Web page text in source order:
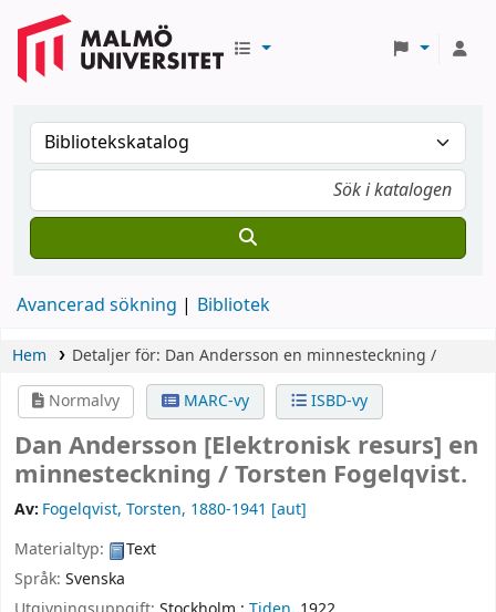
Avancerad sökning Bibliotek
Hem Detaljer för: Dan Andersson en minnesteckning /
Normalvy
MARC-vy ISBD-vy
Dan Andersson [Elektronisk resurs] en
minnesteckning /Torsten Fogelqvist.
Av: Fogelqvist, Torsten, 1880-1941 [aut]
Materialtyp:
Text
Språk: Svenska